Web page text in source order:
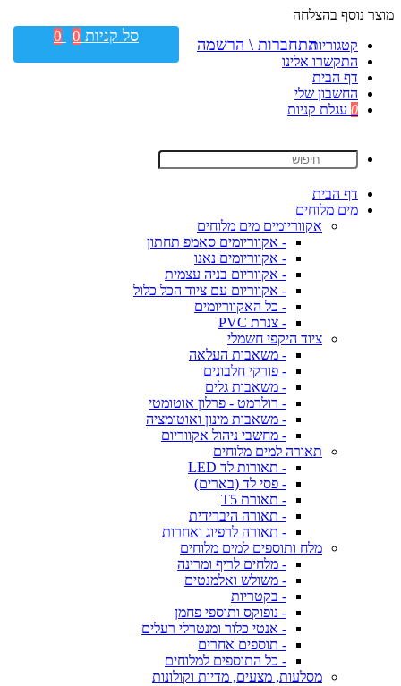
מוצר נוסף בהצלחה
קטגוריות
התקשרו אלינו
דף הבית
החשבון שלי
0 עגלת קניות
דף הבית
מים מלוחים
אקווריומים מים מלוחים
- אקווריומים סאמפ תחתון
- אקווריומים נאנו
- אקווריום בניה עצמית
- אקווריום עם ציוד הכל כלול
- כל האקווריומים
- צנרת PVC
ציוד היקפי חשמלי
- משאבות העלאה
- פורקי חלבונים
- משאבות גלים
- רולרמט - פרלון אוטומטי
- משאבות מינון ואוטומציה
- מחשבי ניהול אקווריום
תאורה למים מלוחים
- תאורות לד LED
- פסי לד (בארים)
- תאורת T5
- תאורה היברידית
- תאורה לרפיוג ואחרות
מלח ותוספים למים מלוחים
- מלחים לריף ומרינה
- משולש ואלמנטים
- בקטריות
- נופוקס ותוספי פחמן
- אנטי כלור ומנטרלי רעלים
- תוספים אחרים
- כל התוספים למלוחים
מסלעות, מצעים, מדיות וקולונות
התחברות \ הרשמה סל קניות 0
0